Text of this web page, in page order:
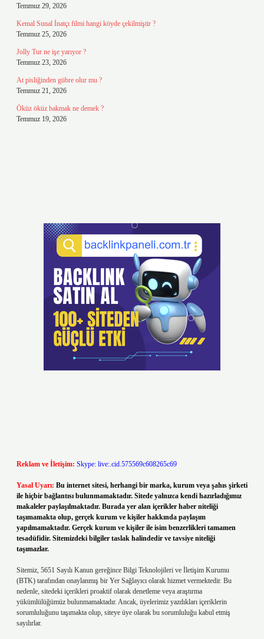
Temmuz 29, 2026
Kemal Sunal İnatçı filmi hangi köyde çekilmiştir ?
Temmuz 25, 2026
Jolly Tur ne işe yarıyor ?
Temmuz 23, 2026
At pisliğinden gübre olur mu ?
Temmuz 21, 2026
Öküz öküz bakmak ne demek ?
Temmuz 19, 2026
Reklam ve İletişim: Skype: live:.cid.575569c608265c69
Yasal Uyarı: Bu internet sitesi, herhangi bir marka, kurum veya şahıs şirketi
ile hiçbir bağlantısı bulunmamaktadır. Sitede yalnızca kendi hazırladığımız
makaleler paylaşılmaktadır. Burada yer alan içerikler haber niteliği
taşımamakta olup, gerçek kurum ve kişiler hakkında paylaşım
yapılmamaktadır. Gerçek kurum ve kişiler ile isim benzerlikleri tamamen
tesadüfidir. Sitemizdeki bilgiler taslak halindedir ve tavsiye niteliği
taşımazlar.
Sitemiz, 5651 Sayılı Kanun gereğince Bilgi Teknolojileri ve İletişim Kurumu
(BTK) tarafından onaylanmış bir Yer Sağlayıcı olarak hizmet vermektedir. Bu
nedenle, sitedeki içerikleri proaktif olarak denetleme veya araştırma
yükümlülüğümüz bulunmamaktadır. Ancak, üyelerimiz yazdıkları içeriklerin
sorumluluğunu taşımakta olup, siteye üye olarak bu sorumluluğu kabul etmiş
sayılırlar.